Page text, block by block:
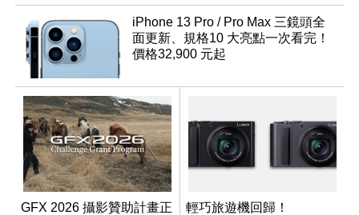
iPhone 13 Pro / Pro Max 三鏡頭全
面更新、規格10 大亮點一次看完！
價格32,900 元起
GFX 2026 攝影贊助計畫正
輕巧旅遊機回歸！